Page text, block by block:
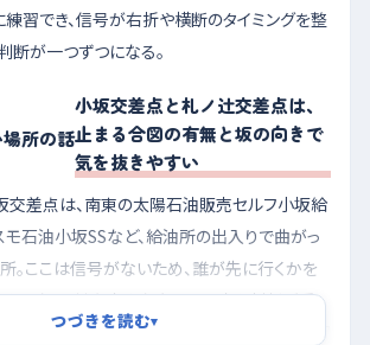
習でき、信号が右折や横断のタイミングを整
断が一つずつになる。
小坂交差点と札ノ辻交差点は、
止まる合図の有無と坂の向きで
気を抜きやすい
交差点は、南東の太陽石油販売セルフ小坂給
石油小坂SSなど、給油所の出入りで曲がっ
。ここは信号がないため、誰が先に行くかを
になり、対向車や左右からの車と判断が重
三丁目の札ノ辻交差点は、北西に本町三丁目駅
つづきを読む▾